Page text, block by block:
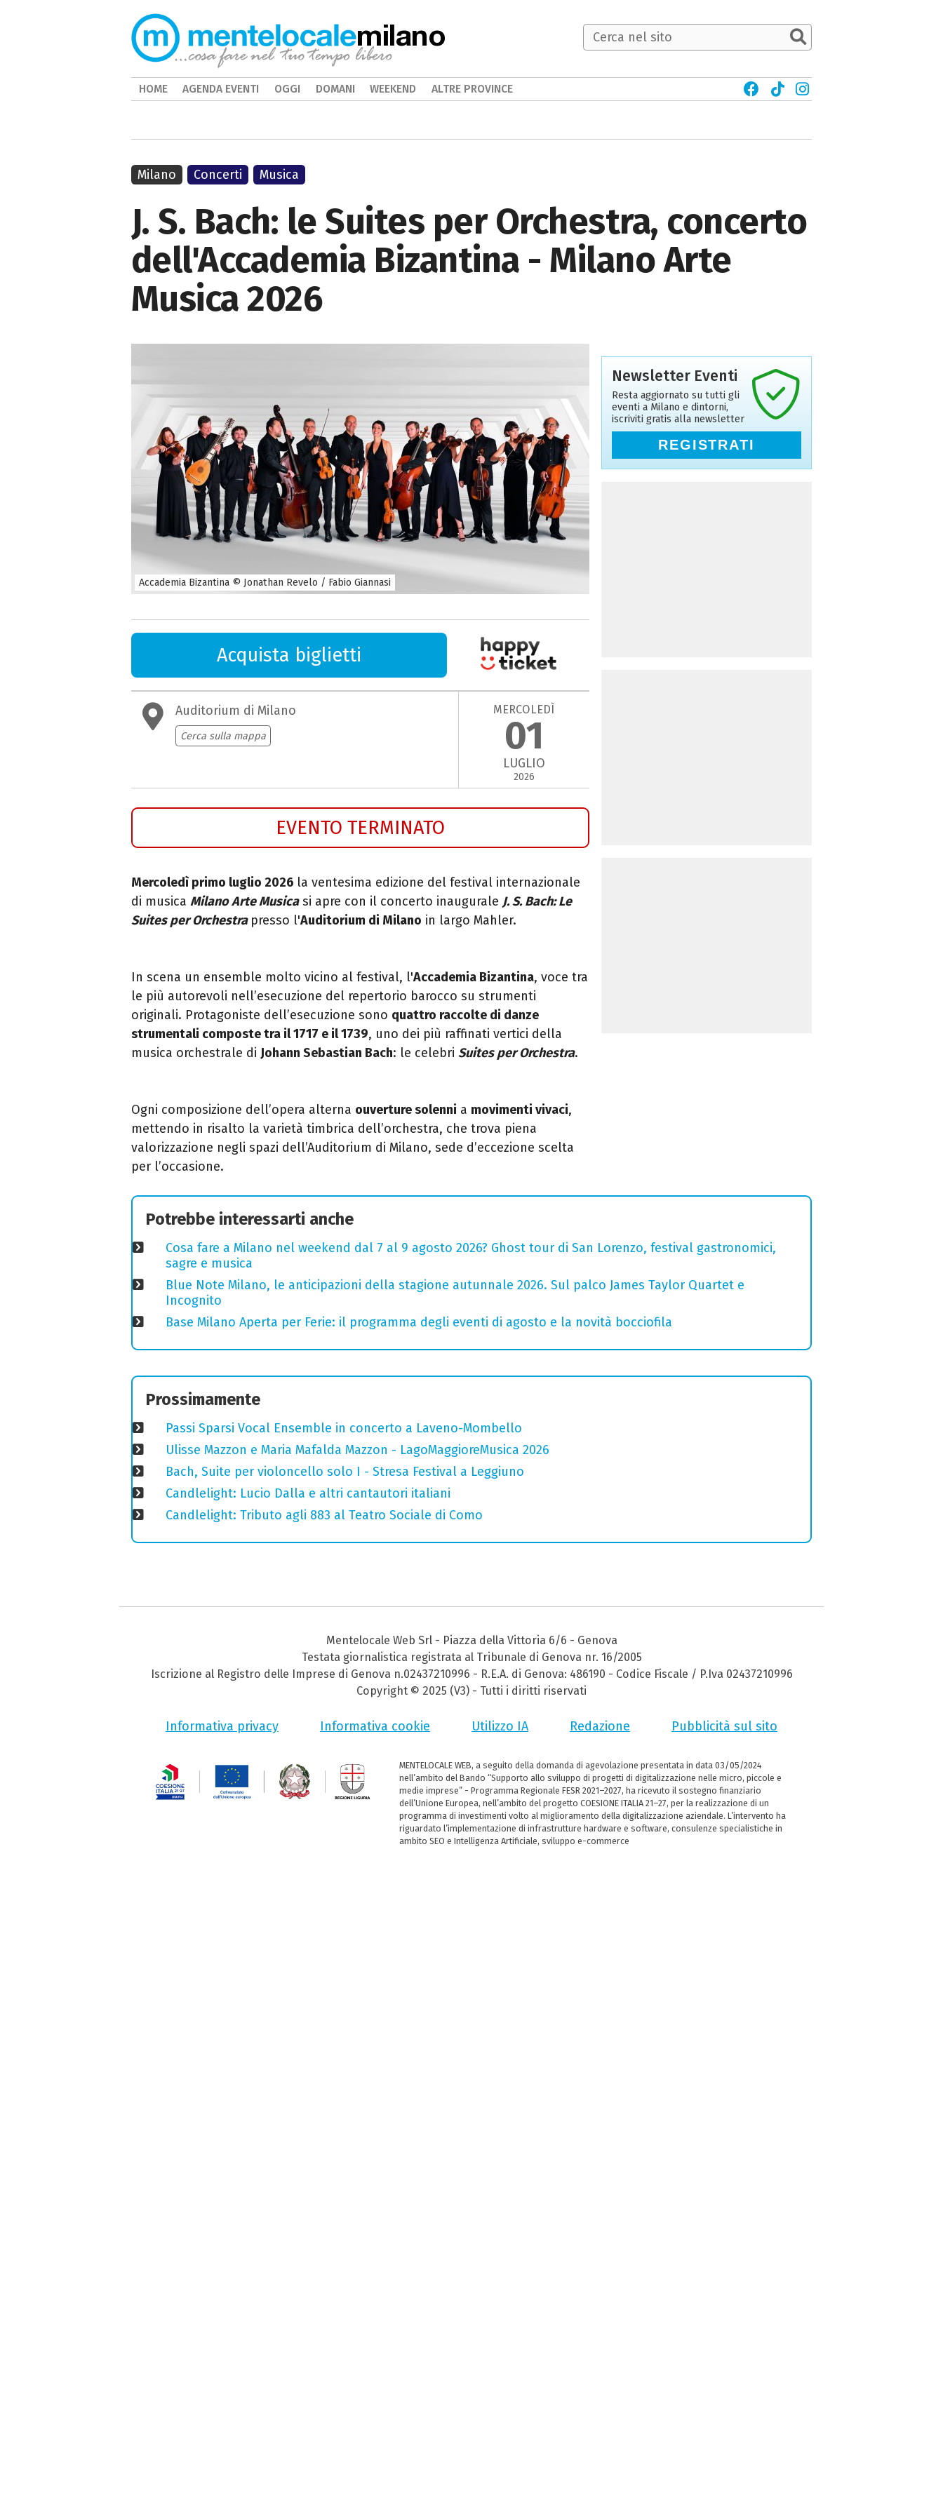
J. S. Bach: le Suites per Orchestra, concerto
dell'Accademia Bizantina - Milano Arte
Musica 2026
Accademia Bizantina © Jonathan Revelo / Fabio Giannasi
Acquista biglietti
Auditorium di Milano
Cerca sulla mappa
MERCOLEDÌ
01
LUGLIO
2026
EVENTO TERMINATO
Mercoledì primo luglio 2026 la ventesima edizione del festival internazionale
di musica Milano Arte Musicasi apre con il concerto inaugurale J. S. Bach: Le
Suites per Orchestra presso l'Auditorium di Milano in largo Mahler.
In scena un ensemble molto vicino al festival, l'Accademia Bizantina, voce tra
le più autorevoli nell’esecuzione del repertorio barocco su strumenti
originali. Protagoniste dell’esecuzione sono quattro raccolte di danze
strumentali composte tra il 1717 e il 1739, uno dei più raffinati vertici della
musica orchestrale di Johann Sebastian Bach: le celebri Suites per Orchestra.
Ogni composizione dell’opera alterna ouverture solenni a movimenti vivaci,
mettendo in risalto la varietà timbrica dell’orchestra, che trova piena
valorizzazione negli spazi dell’Auditorium di Milano, sede d’eccezione scelta
per l’occasione.
Milano Concerti Musica
Newsletter Eventi
Resta aggiornato su tutti gli
eventi a Milano e dintorni,
iscriviti gratis alla newsletter
REGISTRATI
Potrebbe interessarti anche
Cosa fare a Milano nel weekend dal 7 al 9 agosto 2026? Ghost tour di San Lorenzo, festival gastronomici,
sagre e musica
Blue Note Milano, le anticipazioni della stagione autunnale 2026. Sul palco James Taylor Quartet e
Incognito
Base Milano Aperta per Ferie: il programma degli eventi di agosto e la novità bocciofila
Prossimamente
Passi Sparsi Vocal Ensemble in concerto a Laveno-Mombello
Ulisse Mazzon e Maria Mafalda Mazzon - LagoMaggioreMusica 2026
Bach, Suite per violoncello solo I - Stresa Festival a Leggiuno
Candlelight: Lucio Dalla e altri cantautori italiani
Candlelight: Tributo agli 883 al Teatro Sociale di Como
milano
HOME AGENDA EVENTI OGGI DOMANI WEEKEND ALTRE PROVINCE
Mentelocale Web Srl - Piazza della Vittoria 6/6 - Genova
Testata giornalistica registrata al Tribunale di Genova nr. 16/2005
Iscrizione al Registro delle Imprese di Genova n.02437210996 - R.E.A. di Genova: 486190 - Codice Fiscale / P.Iva 02437210996
Copyright © 2025 (V3) - Tutti i diritti riservati
Informativa privacy Informativa cookie Utilizzo IA Redazione Pubblicità sul sito
MENTELOCALE WEB, a seguito della domanda di agevolazione presentata in data 03/05/2024
nell’ambito del Bando “Supporto allo sviluppo di progetti di digitalizzazione nelle micro, piccole e
medie imprese” - Programma Regionale FESR 2021–2027, ha ricevuto il sostegno finanziario
dell’Unione Europea, nell’ambito del progetto COESIONE ITALIA 21–27, per la realizzazione di un
programma di investimenti volto al miglioramento della digitalizzazione aziendale. L’intervento ha
riguardato l’implementazione di infrastrutture hardware e software, consulenze specialistiche in
ambito SEO e Intelligenza Artificiale, sviluppo e-commerce